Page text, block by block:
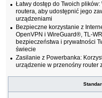
Łatwy dostęp do Twoich plików:
routera, aby udostępnić jego
urządzeniami
Bezpieczne korzystanie z
OpenVPN i WireGuard®, TL-
bezpieczeństwa i prywatności
świecie
Zasilanie z Powerbanka:
urządzenie w przenośny router